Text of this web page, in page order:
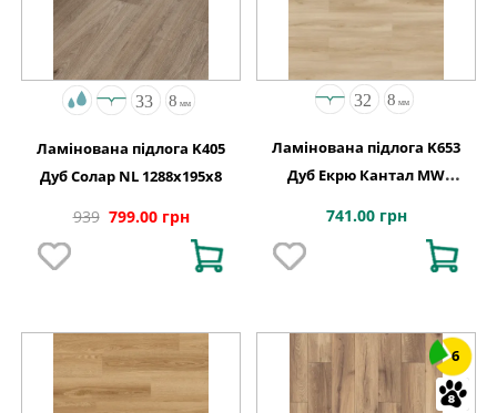
Ламінована підлога K405
Дуб Солар NL 1288x195x8
939 799.00 грн
Ламінована підлога K653
Дуб Екрю Кантал MW
1288x195x8
741.00 грн
6